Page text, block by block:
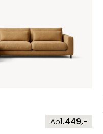
Ab1.449,-